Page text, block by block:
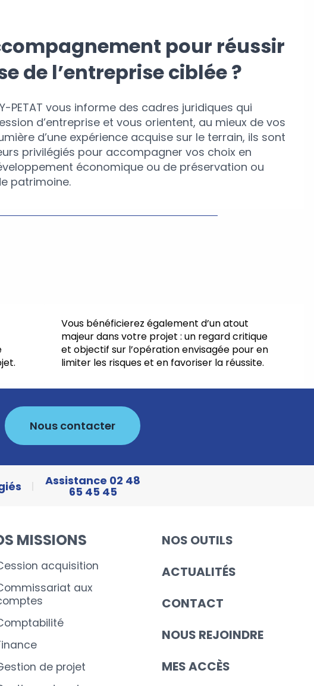
pour réussir
de l’entreprise ciblée ?
PETAT vous informe des cadres juridiques qui
d’entreprise et vous orientent, au mieux de vos
d’une expérience acquise sur le terrain, ils sont
privilégiés pour accompagner vos choix en
économique ou de préservation ou
patrimoine.
Vous bénéficierez également d’un atout
majeur dans votre projet : un regard critique
et objectif sur l’opération envisagée pour en
limiter les risques et en favoriser la réussite.
Nous contacter
Assistance 02 48
65 45 45
MISSIONS
acquisition
aux
de projet
NOS OUTILS
ACTUALITÉS
CONTACT
NOUS REJOINDRE
MES ACCÈS